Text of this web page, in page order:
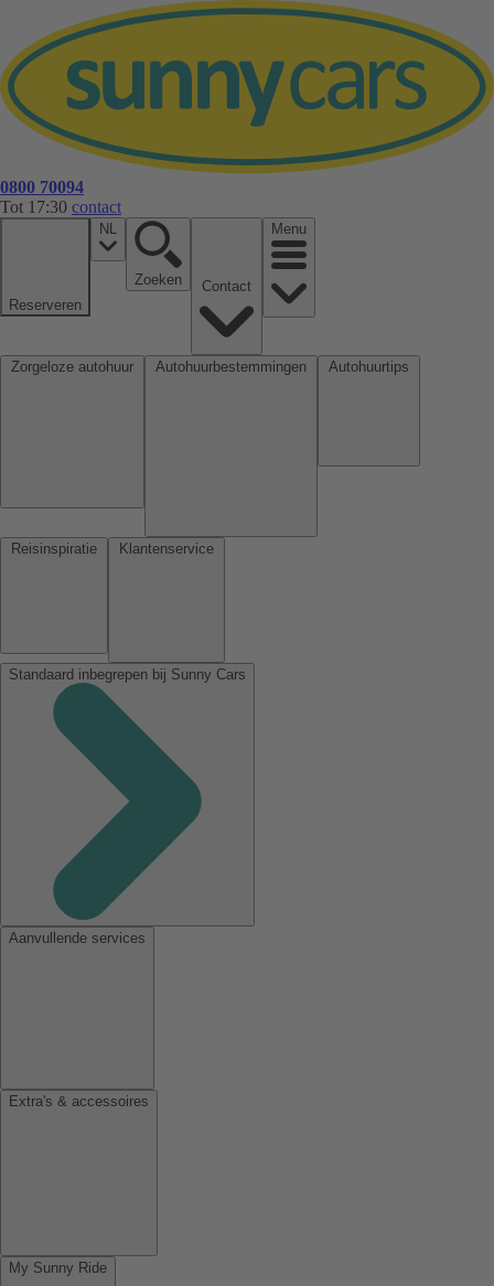
0800 70094
Tot 17:30 contact
Reserveren
NL
Zoeken
Menu
Standaard inbegrepen bij Sunny Cars
Aanvullende services
Extra's & accessoires
My Sunny Ride